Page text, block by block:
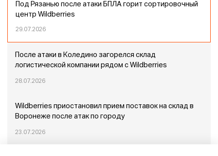
Под Рязанью после атаки БПЛА горит сортировочный
центр Wildberries
29.07.2026
После атаки в Коледино загорелся склад
логистической компании рядом с Wildberries
28.07.2026
Wildberries приостановил прием поставок на склад в
Воронеже после атак по городу
23.07.2026